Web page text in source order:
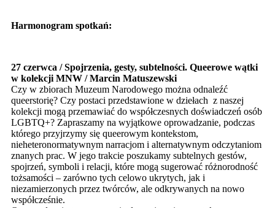
Harmonogram spotkań:
27 czerwca / Spojrzenia, gesty, subtelności. Queerowe wątki
w kolekcji MNW / Marcin Matuszewski
Czy w zbiorach Muzeum Narodowego można odnaleźć
queerstorię? Czy postaci przedstawione w dziełach z naszej
kolekcji mogą przemawiać do współczesnych doświadczeń osób
LGBTQ+? Zapraszamy na wyjątkowe oprowadzanie, podczas
którego przyjrzymy się queerowym kontekstom,
nieheteronormatywnym narracjom i alternatywnym odczytaniom
znanych prac. W jego trakcie poszukamy subtelnych gestów,
spojrzeń, symboli i relacji, które mogą sugerować różnorodność
tożsamości – zarówno tych celowo ukrytych, jak i
niezamierzonych przez twórców, ale odkrywanych na nowo
współcześnie.